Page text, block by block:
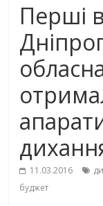
Перші
11.03.2016
буджет